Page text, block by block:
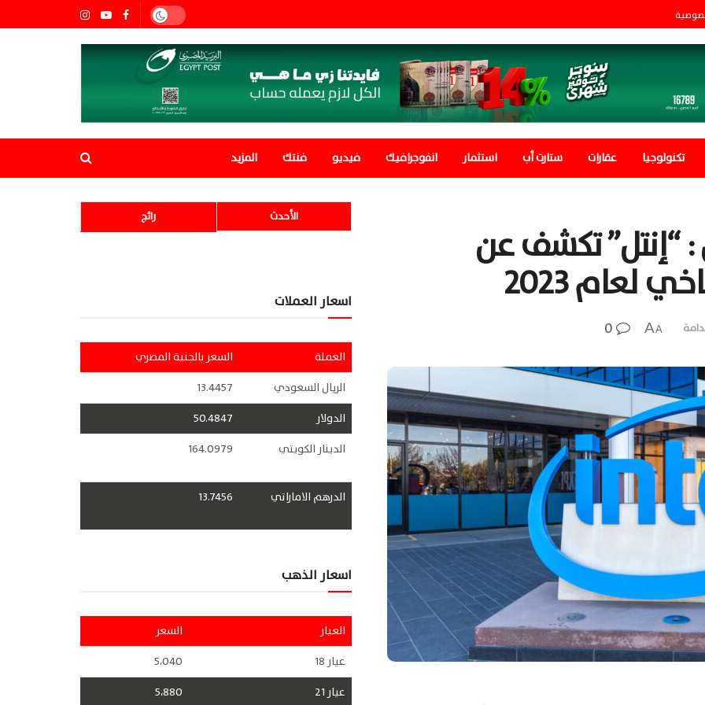
تكنولوجيا عقارات ستارت أب استثمار انفوجرافيك فيديو فنتك المزيد
“إنتل” تكشف عن
لعام 2023
A
A
رائج الأحدث
اسعار العملات
العملة
السعر بالجنية المصري
الريال السعودي
13.4457
الدولار
50.4847
الدينار الكويتي
164.0979
الدرهم الاماراتي 13.7456
اسعار الذهب
العيار
السعر
عيار 18
5،040
عيار 21
5،880